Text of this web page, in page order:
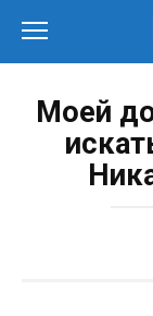
контенту
Моей